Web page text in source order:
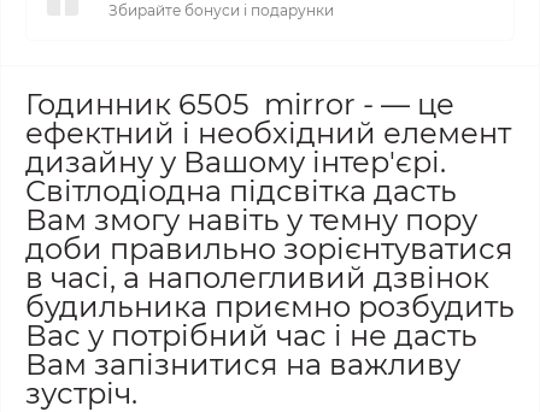
Збирайте бонуси і подарунки
Годинник 6505 mirror - — це
ефектний і необхідний елемент
дизайну у Вашому інтер'єрі.
Світлодіодна підсвітка дасть
Вам змогу навіть у темну пору
доби правильно зорієнтуватися
в часі, а наполегливий дзвінок
будильника приємно розбудить
Вас у потрібний час і не дасть
Вам запізнитися на важливу
зустріч.